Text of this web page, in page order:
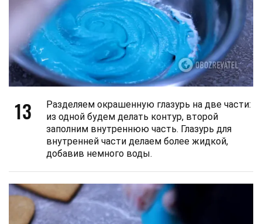
13
Разделяем окрашенную глазурь на две части:
из одной будем делать контур, второй
заполним внутреннюю часть. Глазурь для
внутренней части делаем более жидкой,
добавив немного воды.